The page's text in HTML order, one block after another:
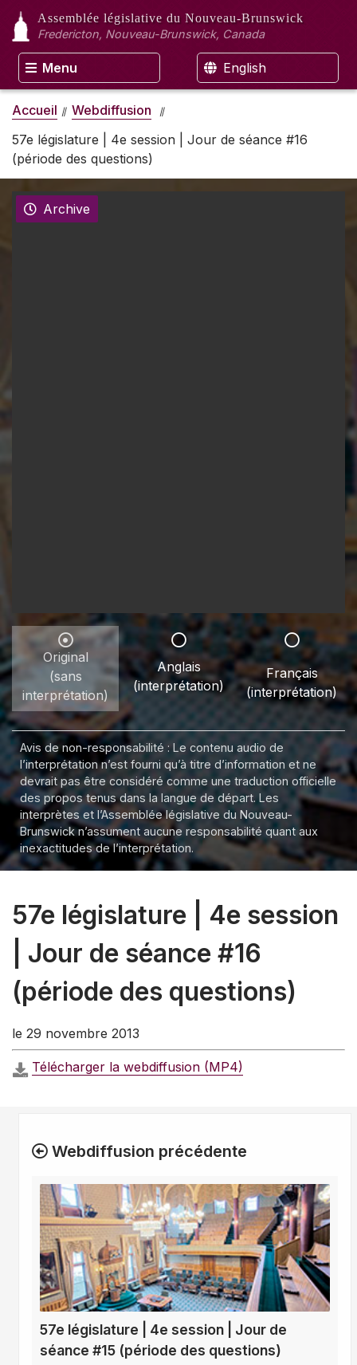
Assemblée législative du Nouveau-Brunswick
Fredericton, Nouveau-Brunswick, Canada
Menu English
Accueil
Webdiffusion
57e législature | 4e session | Jour de séance #16
(période des questions)
Archive
Original
(sans
interprétation)
Anglais
(interprétation)
Français
(interprétation)
Avis de non-responsabilité : Le contenu audio de
l’interprétation n’est fourni qu’à titre d’information et ne
devrait pas être considéré comme une traduction officielle
des propos tenus dans la langue de départ. Les
interprètes et l’Assemblée législative du Nouveau-
Brunswick n’assument aucune responsabilité quant aux
inexactitudes de l’interprétation.
57e législature | 4e session
| Jour de séance #16
(période des questions)
le 29 novembre 2013
Télécharger la webdiffusion (MP4)
Webdiffusion précédente
57e législature | 4e session | Jour de
séance #15 (période des questions)